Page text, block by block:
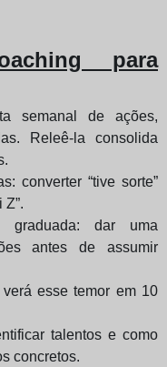
para
semanal de ações,
Releê-la consolida
converter “tive sorte”
Z”.
graduada: dar uma
antes de assumir
esse temor em 10
talentos e como
concretos.